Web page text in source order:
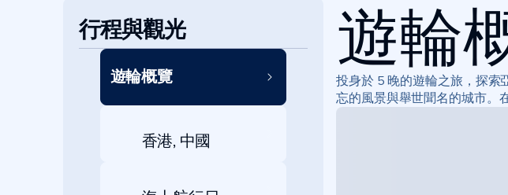
行程與觀光
遊輪概覽
香港, 中國
遊輪
投身於 5 晚的遊輪之旅，探索
忘的風景與舉世聞名的城市。